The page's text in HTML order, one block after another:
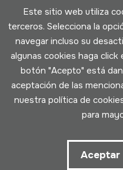
Este sitio web utiliza
terceros. Selecciona la
navegar incluso su
algunas cookies haga click
botón "Acepto" está
aceptación de las
nuestra política de
para
Aceptar